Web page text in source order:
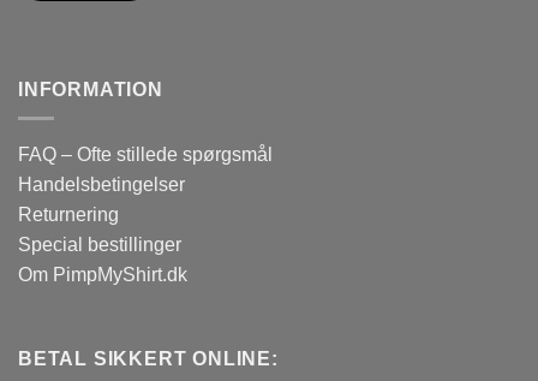
INFORMATION
FAQ – Ofte stillede spørgsmål
Handelsbetingelser
Returnering
Special bestillinger
Om PimpMyShirt.dk
BETAL SIKKERT ONLINE: